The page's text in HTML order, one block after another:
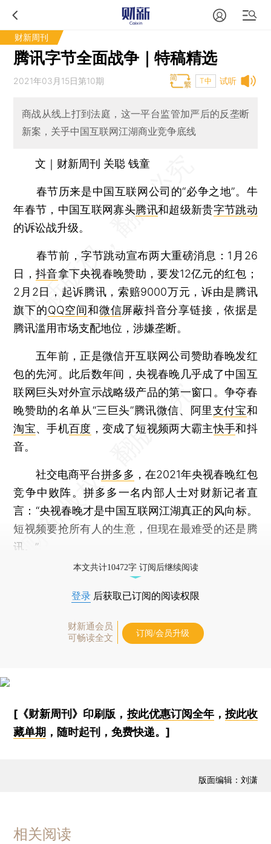
财新周刊
腾讯字节全面战争｜特稿精选
试听
2021年03月15日第10期 T中
商战从线上打到法庭，这一平台监管加严后的反垄断
新案，关乎中国互联网江湖商业竞争底线
文｜财新周刊 关聪 钱童
春节历来是中国互联网公司的“必争之地”。牛
年春节，中国互联网寡头腾讯和超级新贵字节跳动
的诉讼战升级。
春节前，字节跳动宣布两大重磅消息：1月26
日， 抖音拿下央视春晚赞助，要发12亿元的红包；
2月2日，起诉腾讯，索赔9000万元，诉由是腾讯
旗下的QQ空间和微信屏蔽抖音分享链接，依据是
腾讯滥用市场支配地位，涉嫌垄断。
五年前，正是微信开互联网公司赞助春晚发红
包的先河。此后数年间，央视春晚几乎成了中国互
联网巨头对外宣示战略级产品的第一窗口。争夺春
晚赞助的名单从“三巨头”腾讯微信、阿里支付宝和
淘宝、手机百度 ，变成了短视频两大霸主快手和抖
音。
社交电商平台拼多多 ，在2021年央视春晚红包
竞争中败阵。拼多多一名内部人士对财新记者直
言：“央视春晚才是中国互联网江湖真正的风向标。
短视频要抢所有人的生意，但现在最难受的还是腾
讯。”
本文共计10472字 订阅后继续阅读
登录 后获取已订阅的阅读权限
财新通会员
可畅读全文
订阅/会员升级
[《财新周刊》印刷版， 按此优惠订阅全年， 按此收
藏单期 ，随时起刊，免费快递。]
版面编辑：刘潇
相关阅读